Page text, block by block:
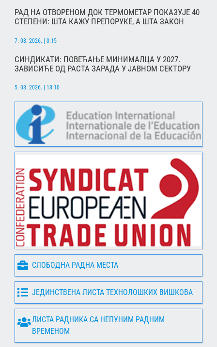
РАД НА ОТВОРЕНОМ ДОК ТЕРМОМЕТАР ПОКАЗУЈЕ 40
СТЕПЕНИ: ШТА КАЖУ ПРЕПОРУКЕ, А ШТА ЗАКОН
7. 08. 2026. | 0:15
СИНДИКАТИ: ПОВЕЋАЊЕ МИНИМАЛЦА У 2027.
ЗАВИСИЋЕ ОД РАСТА ЗАРАДА У ЈАВНОМ СЕКТОРУ
5. 08. 2026. | 18:10
СЛОБОДНА РАДНА МЕСТА
ЈЕДИНСТВЕНА ЛИСТА ТЕХНОЛОШКИХ ВИШКОВА
ЛИСТА РАДНИКА СА НЕПУНИМ РАДНИМ
ВРЕМЕНОМ